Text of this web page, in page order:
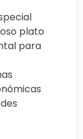
plato
para